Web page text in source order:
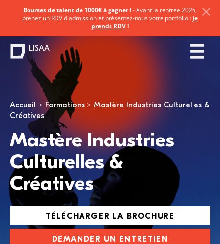
Vous êtes ici
Accueil Formations
Mastère Industries Culturelles &
Créatives
Mastère Industries
Culturelles &
Créatives
TÉLÉCHARGER LA BROCHURE
DEMANDER UN ENTRETIEN
Bourses de talent de 1000€ à gagner !- Avant la rentrée 2026,
prenez un RDV d'admission et présentez-nous votre portfolio : Je
prends RDV!
LISAA